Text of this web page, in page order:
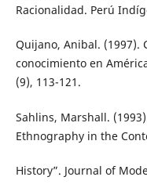
Racionalidad. Perú
Quijano, Anibal. (1997).
conocimiento en
(9), 113-121.
Sahlins, Marshall.
Ethnography in the
History”. Journal of